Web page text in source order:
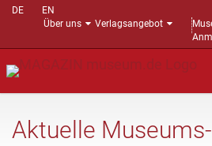
DE
EN
Über uns
Verlagsangebot
Aktuelle